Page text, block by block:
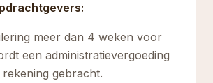
meer dan 4 weken voor
een administratievergoeding
gebracht.